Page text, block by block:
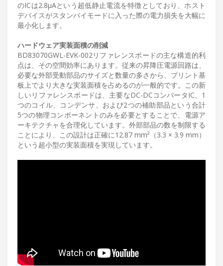
のICは2.8µAという超低静止電流を特徴としており、ホスト
デバイスがスタンバイモードに入った際の電力損失を大幅に
最小化します。
ハードウェア実装面積の削減
BD83070GWL-EVK-002リファレンスボードの主な構造的利
点は、その空間効率にあります。従来の昇降圧電源回路は、
必要な外部受動部品のサイズと数量の多さから、プリント基
板上でより大きな実装面積を占めるのが一般的です。この新
しいリファレンスボードは、主要なDC-DCコンバータIC、1
つのコイル、コンデンサ、および2つの補助部品という合計
5つの物理コンポーネントのみを必要とすることで、電源ア
ーキテクチャを合理化しています。外部部品の数を制限する
ことにより、この設計は正確に12.87 mm²（3.3 × 3.9 mm）
という超小型の実装面積を実現しています。